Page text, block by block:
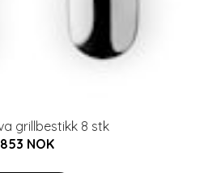
grillbestikk 8 stk
853 NOK